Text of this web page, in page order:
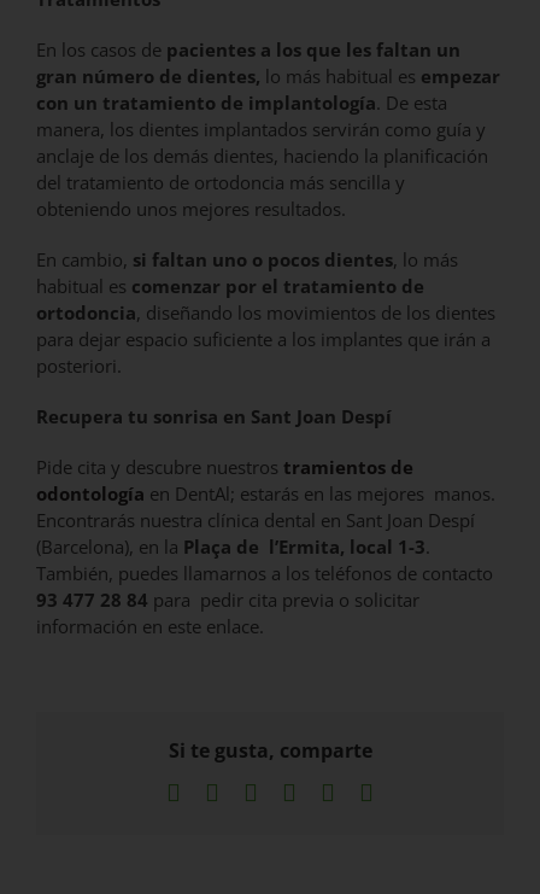
En los casos de pacientes a los que les faltan un
gran número de dientes, lo más habitual es empezar
con un tratamiento de implantología. De esta
manera, los dientes implantados servirán como guía y
anclaje de los demás dientes, haciendo la planificación
del tratamiento de ortodoncia más sencilla y
obteniendo unos mejores resultados.
En cambio, si faltan uno o pocos dientes, lo más
habitual es comenzar por el tratamiento de
ortodoncia, diseñando los movimientos de los dientes
para dejar espacio suficiente a los implantes que irán a
posteriori.
Recupera tu sonrisa en Sant Joan Despí
Pide cita y descubre nuestros tramientos de
odontología en DentAl; estarás en las mejores manos.
Encontrarás nuestra clínica dental en Sant Joan Despí
(Barcelona), en la Plaça de l’Ermita, local 1-3.
También, puedes llamarnos a los teléfonos de contacto
93 477 28 84 para pedir cita previa o solicitar
información en este enlace.
Si te gusta, comparte
Facebook LinkedInWhatsApp
Pinterest